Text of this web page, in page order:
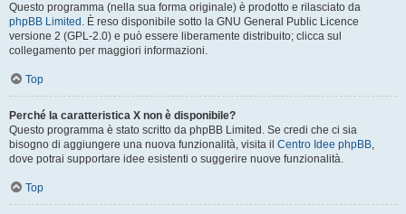
Questo programma (nella sua forma originale) è prodotto e rilasciato da
phpBB Limited . È reso disponibile sotto la GNU General Public Licence
versione 2 (GPL-2.0) e può essere liberamente distribuito; clicca sul
collegamento per maggiori informazioni.
Top
Perché la caratteristica X non è disponibile?
Questo programma è stato scritto da phpBB Limited. Se credi che ci sia
bisogno di aggiungere una nuova funzionalità, visita il Centro Idee phpBB,
dove potrai supportare idee esistenti o suggerire nuove funzionalità.
Top